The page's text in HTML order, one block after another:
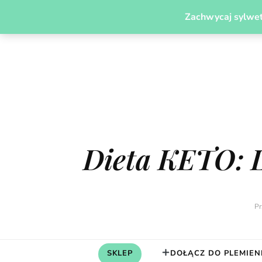
Zachwycaj
JADŁOSPISY
Dieta KETO:
SKLEP DOŁĄCZ DO